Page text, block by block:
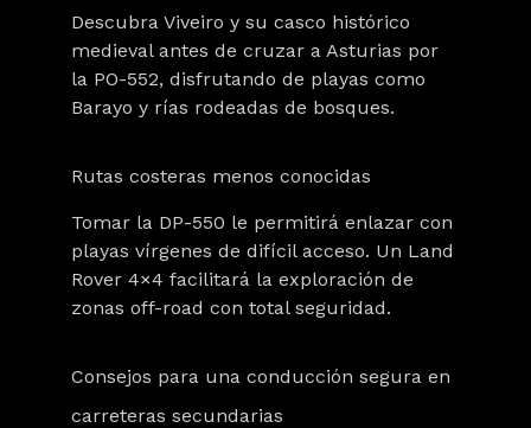
Descubra Viveiro y su casco histórico
medieval antes de cruzar a Asturias por
la PO-552, disfrutando de playas como
Barayo y rías rodeadas de bosques.
Rutas costeras menos conocidas
Tomar la DP-550 le permitirá enlazar con
playas vírgenes de difícil acceso. Un Land
Rover 4×4 facilitará la exploración de
zonas off-road con total seguridad.
Consejos para una conducción segura en
carreteras secundarias